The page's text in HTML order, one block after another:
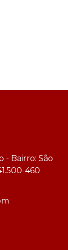
- Bairro: São
460